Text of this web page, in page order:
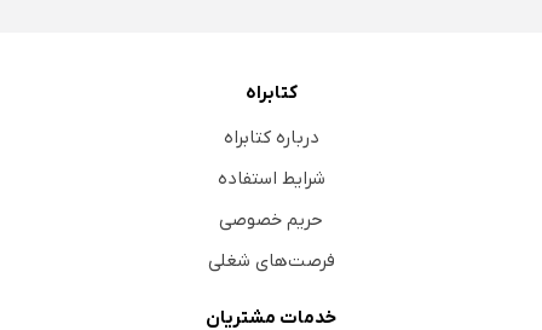
کتابراه
درباره کتابراه
شرایط استفاده
حریم خصوصی
فرصت‌های شغلی
خدمات مشتریان